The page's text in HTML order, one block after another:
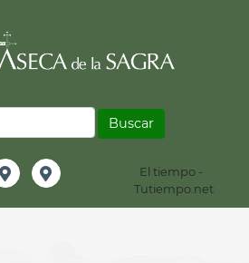
El tiempo -
Tutiempo.net